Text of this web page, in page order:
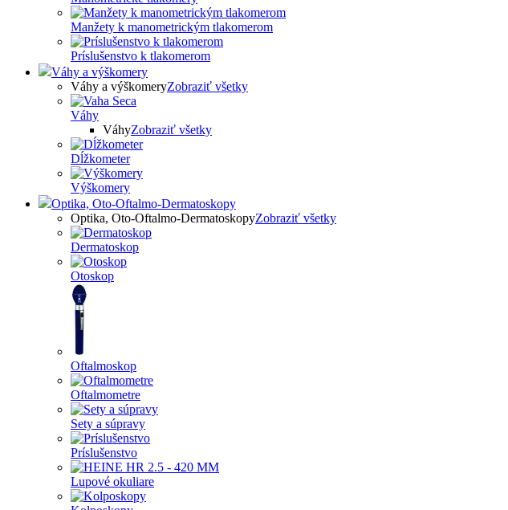
Manžety k manometrickým tlakomerom
Príslušenstvo k tlakomerom
Váhy a výškomery
Váhy a výškomeryZobraziť všetky
Váhy
VáhyZobraziť všetky
Dĺžkometer
Výškomery
Optika, Oto-Oftalmo-Dermatoskopy
Optika, Oto-Oftalmo-DermatoskopyZobraziť všetky
Dermatoskop
Otoskop
Oftalmoskop
Oftalmometre
Sety a súpravy
Príslušenstvo
Lupové okuliare